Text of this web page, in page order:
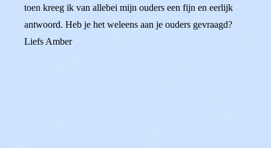
toen kreeg ik van allebei mijn ouders een fijn en eerlijk
antwoord. Heb je het weleens aan je ouders gevraagd?
Liefs Amber